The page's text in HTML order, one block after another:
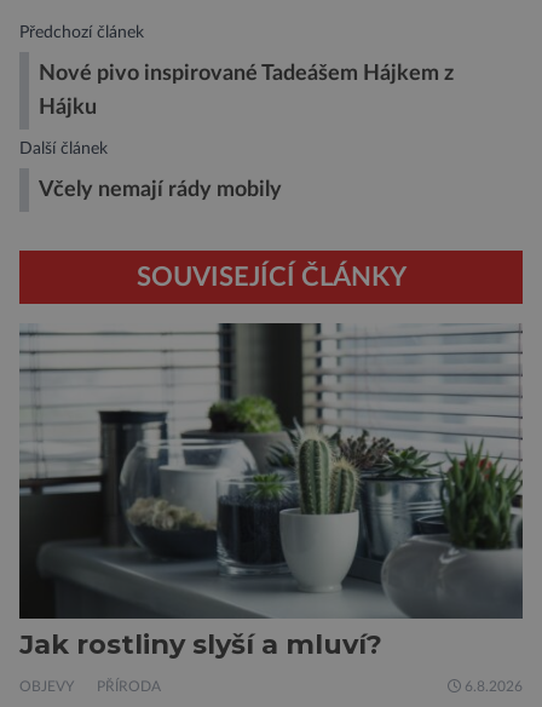
Předchozí článek
Nové pivo inspirované Tadeášem Hájkem z
Hájku
Další článek
Včely nemají rády mobily
SOUVISEJÍCÍ ČLÁNKY
Jak rostliny slyší a mluví?
OBJEVY PŘÍRODA 6.8.2026